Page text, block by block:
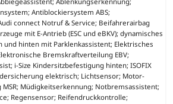
Antiblockiersystem ABS;
connect Notruf & Service; Beifahrerairbag
mit E-Antrieb (ESC und eBKV); dynamisches
und hinten mit Parklenkassistent; Elektrisches
Bremskraftverteilung EBV;
i-Size Kindersitzbefestigung hinten; ISOFIX
elektrisch; Lichtsensor; Motor-
Müdigkeitserkennung; Notbremsassistent;
Regensensor; Reifendruckkontrolle;